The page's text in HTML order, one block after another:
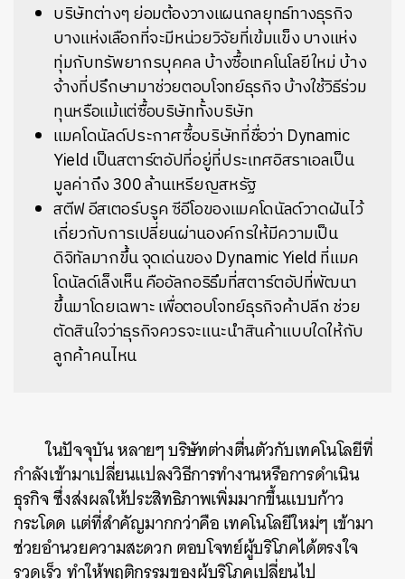
บริษัทต่างๆ ย่อมต้องวางแผนกลยุทธ์ทางธุรกิจ
บางแห่งเลือกที่จะมีหน่วยวิจัยที่เข้มแข็ง บางแห่ง
ทุ่มกับทรัพยากรบุคคล บ้างซื้อเทคโนโลยีใหม่ บ้าง
จ้างที่ปรึกษามาช่วยตอบโจทย์ธุรกิจ บ้างใช้วิธีร่วม
ทุนหรือแม้แต่ซื้อบริษัททั้งบริษัท
แมคโดนัลด์ประกาศซื้อบริษัทที่ชื่อว่า Dynamic
Yield เป็นสตาร์ตอัปที่อยู่ที่ประเทศอิสราเอลเป็น
มูลค่าถึง 300 ล้านเหรียญสหรัฐ
สตีฟ อีสเตอร์บรูค ซีอีโอของแมคโดนัลด์วาดฝันไว้
เกี่ยวกับการเปลี่ยนผ่านองค์กรให้มีความเป็น
ดิจิทัลมากขึ้น จุดเด่นของ Dynamic Yield ที่แมค
โดนัลด์เล็งเห็น คืออัลกอริธึมที่สตาร์ตอัปที่พัฒนา
ขึ้นมาโดยเฉพาะ เพื่อตอบโจทย์ธุรกิจค้าปลีก ช่วย
ตัดสินใจว่าธุรกิจควรจะแนะนำสินค้าแบบใดให้กับ
ลูกค้าคนไหน
ในปัจจุบัน หลายๆ บริษัทต่างตื่นตัวกับเทคโนโลยีที่
กำลังเข้ามาเปลี่ยนแปลงวิธีการทำงานหรือการดำเนิน
ธุรกิจ ซึ่งส่งผลให้ประสิทธิภาพเพิ่มมากขึ้นแบบก้าว
กระโดด แต่ที่สำคัญมากกว่าคือ เทคโนโลยีใหม่ๆ เข้ามา
ช่วยอำนวยความสะดวก ตอบโจทย์ผู้บริโภคได้ตรงใจ
รวดเร็ว ทำให้พฤติกรรมของผู้บริโภคเปลี่ยนไป